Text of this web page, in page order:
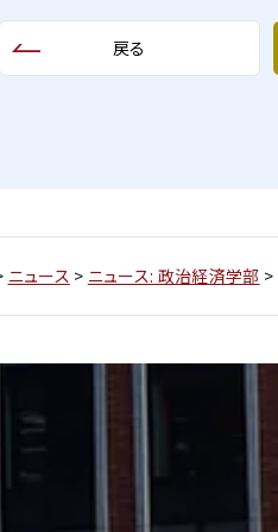
戻る
ニュース > ニュース: 政治経済学部 >